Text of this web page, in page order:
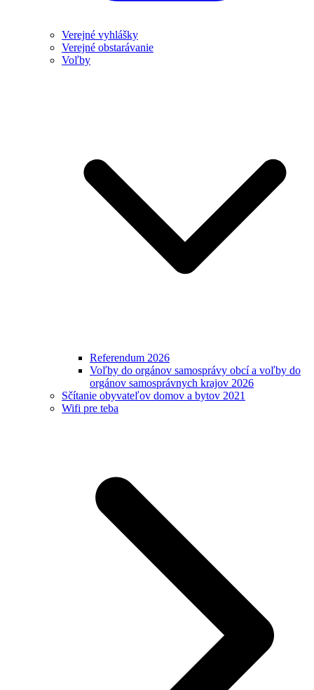
Verejné vyhlášky
Verejné obstarávanie
Voľby
Referendum 2026
Voľby do orgánov samosprávy obcí a voľby do
orgánov samosprávnych krajov 2026
Sčítanie obyvateľov domov a bytov 2021
Wifi pre teba